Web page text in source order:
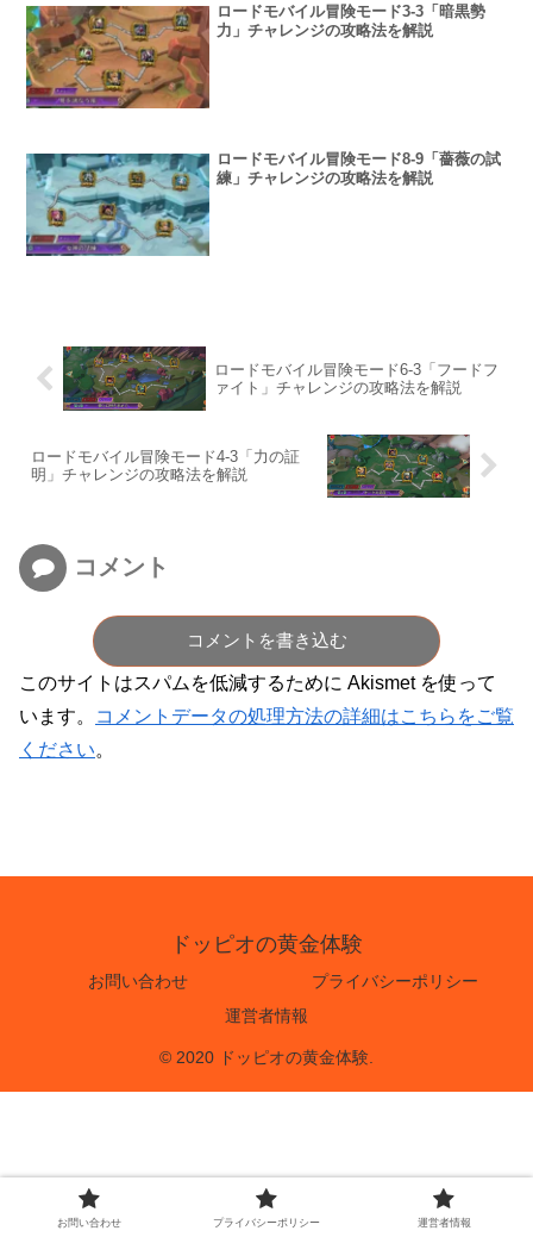
ロードモバイル冒険モード3-3「暗黒勢
力」チャレンジの攻略法を解説
ロードモバイル冒険モード8-9「薔薇の試
練」チャレンジの攻略法を解説
ロードモバイル冒険モード6-3「フードフ
ァイト」チャレンジの攻略法を解説
ロードモバイル冒険モード4-3「力の証
明」チャレンジの攻略法を解説
コメント
コメントを書き込む
このサイトはスパムを低減するために Akismet を使って
います。
コメントデータの処理方法の詳細はこちらをご覧
ください。
ドッピオの黄金体験
お問い合わせ
プライバシーポリシー
運営者情報
© 2020 ドッピオの黄金体験.
お問い合わせ プライバシーポリシー 運営者情報